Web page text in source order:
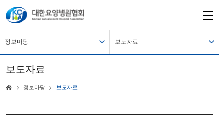
정보마당 보도자료
보도자료
정보마당 보도자료